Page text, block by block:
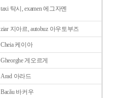
taxi 탁시, examen 에그자멘
ziar 지아르, autobuz 아우토부즈
Cheia 케이아
Gheorghe 게오르게
Arad 아라드
Bacǎu 바커우